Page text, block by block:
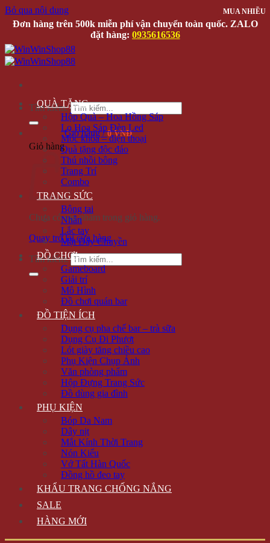
Bỏ qua nội dung
Đơn hàng trên 500k miễn phí vận chuyển toàn quốc. ZALO
đặt hàng: 0935616536
Tìm kiếm:
Giỏ hàng /0 VNĐ
Giỏ hàng
Chưa có sản phẩm trong giỏ hàng.
Quay trở lại cửa hàng
Tìm kiếm:
QUÀ TẶNG
Hộp Quà – Hoa Hồng Sáp
Lọ Hoa Sáp Đèn Led
Móc khóa – điện thoại
Quà tặng độc đáo
Thú nhồi bông
Trang Trí
Combo
TRANG SỨC
Bông tai
Nhẫn
Lắc tay
Mặt Dây Chuyền
ĐỒ CHƠI
Gameboard
Giải trí
Mô Hình
Đồ chơi quán bar
ĐỒ TIỆN ÍCH
Dụng cụ pha chế bar – trà sữa
Dụng Cụ Đi Phượt
Lót giày tăng chiều cao
Phụ Kiện Chụp Ảnh
Văn phòng phẩm
Hộp Đựng Trang Sức
Đồ dùng gia đình
PHỤ KIỆN
Bóp Da Nam
Dây nịt
Mắt Kính Thời Trang
Nón Kiểu
Vớ Tất Hàn Quốc
Đồng hồ đeo tay
KHẨU TRANG CHỐNG NẮNG
SALE
HÀNG MỚI
MUA NHIỀU
MUA NHIỀU
MUA NHIỀU
MUA NHIỀU